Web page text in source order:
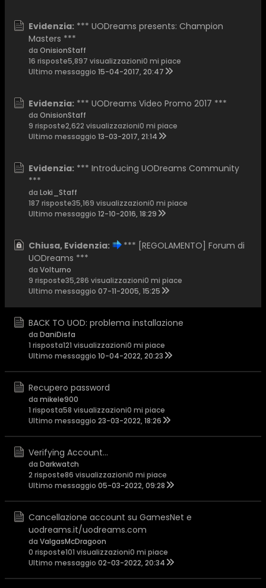
Evidenzia: *** UODreams presents: Champion
Masters ***
da OnisionStaff
16 risposte5,897 visualizzazioni0 mi piace
Ultimo messaggio 15-04-2017, 20:47
Evidenzia: *** UODreams Video Promo 2017 ***
da OnisionStaff
9 risposte2,622 visualizzazioni0 mi piace
Ultimo messaggio 13-03-2017, 21:14
Evidenzia: *** Introducing UODreams Community
***
da Loki_Staff
187 risposte35,169 visualizzazioni0 mi piace
Ultimo messaggio 12-10-2016, 18:29
Chiusa, Evidenzia:
*** [REGOLAMENTO] Forum di
UODreams ***
da Volturno
9 risposte35,286 visualizzazioni0 mi piace
Ultimo messaggio 07-11-2005, 15:25
BACK TO UOD: problema installazione
da DaniDisfa
1 risposta121 visualizzazioni0 mi piace
Ultimo messaggio 10-04-2022, 20:23
Recupero password
da mikele900
1 risposta58 visualizzazioni0 mi piace
Ultimo messaggio 23-03-2022, 18:26
Verifying Account...
da Darkwatch
2 risposte86 visualizzazioni0 mi piace
Ultimo messaggio 05-03-2022, 09:28
Cancellazione account su GamesNet e
uodreams.it/uodreams.com
da ValgasMcDragoon
0 risposte101 visualizzazioni0 mi piace
Ultimo messaggio 02-03-2022, 20:34